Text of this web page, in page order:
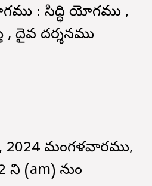
: సిద్ధి యోగము ,
, దైవ దర్శనము
2024 మంగళవారము,
(am) నుండి